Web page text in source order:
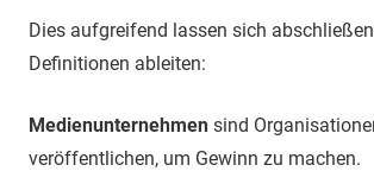
Dies aufgreifend lassen sich
Definitionen ableiten:
Medienunternehmen sind
veröffentlichen, um Gewinn zu machen.